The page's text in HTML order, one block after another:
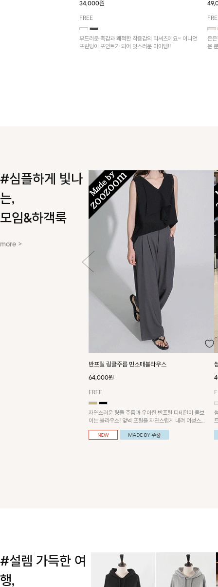
34,000원
FREE
부드러운 촉감과 쾌적한 착용감의 티셔츠에요~ 어니언
프린팅이 포인트가 되어 멋스러운 아이템!!
은
운
#심플하게 빛나
는,
모임&하객룩
more >
반프릴 링클주름 민소매블라우스
64,000원
FREE
자연스러운 링클 주름과 우아한 반프릴 디테일이 돋보
이는 블라우스! 앞넥 프릴을 자연스럽게 내려 여성스러
운 무드로 연출하거나, 어깨 옆 단추에 걸어 세련된 카
울넥 스타일로 연출할 수 있는 아이템이에요~
#설렘 가득한 여
행,